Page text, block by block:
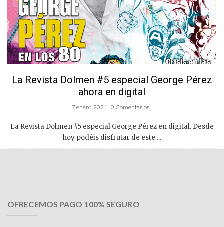
La Revista Dolmen #5 especial George Pérez
ahora en digital
7 enero, 2021 | 0 Comentarios |
La Revista Dolmen #5 especial George Pérez en digital. Desde
hoy podéis disfrutar de este ...
OFRECEMOS PAGO 100% SEGURO